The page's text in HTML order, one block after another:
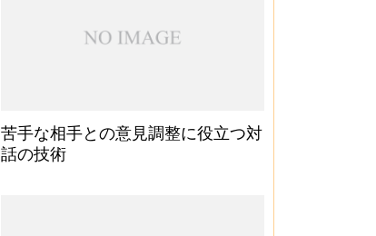
苦手な相手との意見調整に役立つ対
話の技術